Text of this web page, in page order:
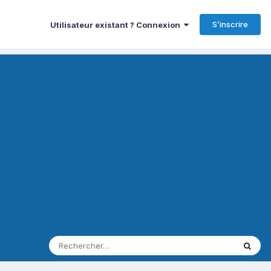
Utilisateur existant ? Connexion S’inscrire